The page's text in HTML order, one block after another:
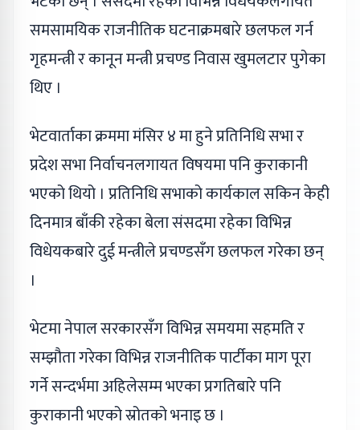
समसामयिक राजनीतिक घटनाक्रमबारे छलफल गर्न
गृहमन्त्री र कानून मन्त्री प्रचण्ड निवास खुमलटार पुगेका
थिए ।
भेटवार्ताका क्रममा मंसिर ४ मा हुने प्रतिनिधि सभा र
प्रदेश सभा निर्वाचनलगायत विषयमा पनि कुराकानी
भएको थियो । प्रतिनिधि सभाको कार्यकाल सकिन केही
दिनमात्र बाँकी रहेका बेला संसदमा रहेका विभिन्न
विधेयकबारे दुई मन्त्रीले प्रचण्डसँग छलफल गरेका छन्
।
भेटमा नेपाल सरकारसँग विभिन्न समयमा सहमति र
सम्झौता गरेका विभिन्न राजनीतिक पार्टीका माग पूरा
गर्ने सन्दर्भमा अहिलेसम्म भएका प्रगतिबारे पनि
कुराकानी भएको स्रोतको भनाइ छ ।